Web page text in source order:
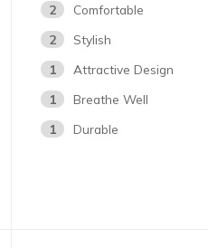
2
Comfortable
2
Stylish
1
Attractive Design
1
Breathe Well
1
Durable